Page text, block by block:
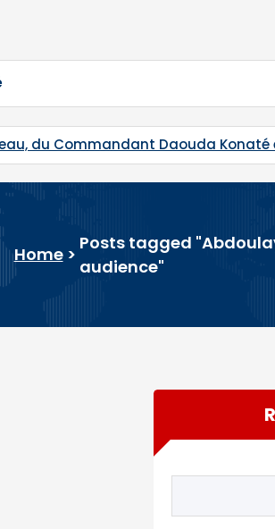
Konaté et de Ras Bath programmés
Home>
Posts tagged
audience"